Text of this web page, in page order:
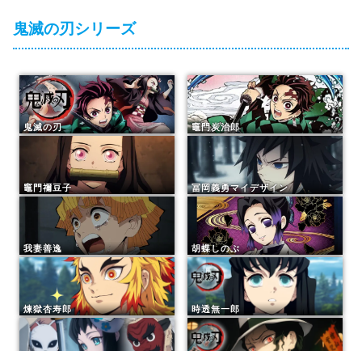
鬼滅の刃シリーズ
鬼滅の刃 竈門炭治郎
竈門禰豆子 冨岡義勇マイデザイン
我妻善逸 胡蝶しのぶ
煉獄杏寿郎 時透無一郎